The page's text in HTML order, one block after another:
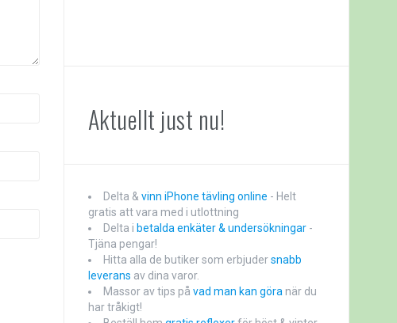
Aktuellt just nu!
Delta &vinn iPhone tävling online - Helt
gratis att vara med i utlottning
Delta i betalda enkäter & undersökningar -
Tjäna pengar!
Hitta alla de butiker som erbjudersnabb
leverans av dina varor.
Massor av tips på vad man kan göranär du
har tråkigt!